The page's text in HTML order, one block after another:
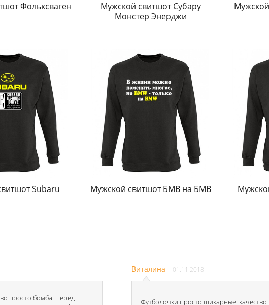
Фольксваген
Мужской свитшот Субару
Монстер Энерджи
Subaru Мужской свитшот БМВ на БМВ
просто бомба! Перед
Виталина 01.11.2018
Футболочки просто шикарные! качество